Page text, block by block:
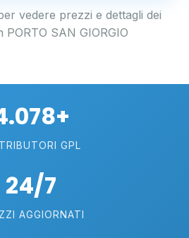
vedere prezzi e dettagli dei
PORTO SAN GIORGIO
GPL
24/7
AGGIORNATI